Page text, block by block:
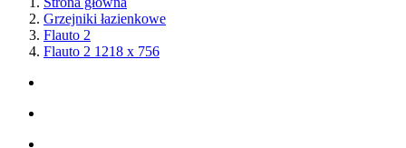
Grzejniki łazienkowe
Flauto 2
Flauto 2 1218 x 756